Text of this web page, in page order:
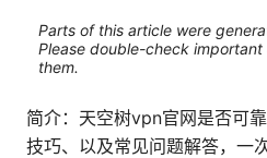
Parts of this article were
Please double-check
them.
简介：天空树vpn官网是否可
技巧、以及常见问题解答，一